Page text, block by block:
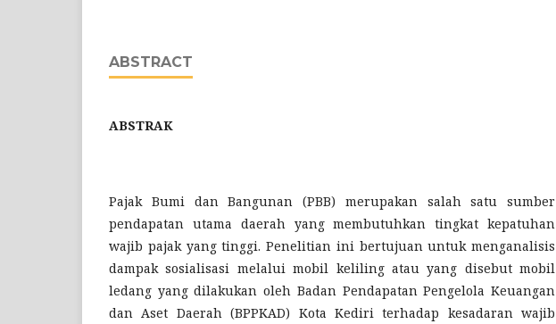
ABSTRACT
ABSTRAK
Pajak Bumi dan Bangunan (PBB) merupakan salah satu sumber
pendapatan utama daerah yang membutuhkan tingkat kepatuhan
wajib pajak yang tinggi. Penelitian ini bertujuan untuk menganalisis
dampak sosialisasi melalui mobil keliling atau yang disebut mobil
ledang yang dilakukan oleh Badan Pendapatan Pengelola Keuangan
dan Aset Daerah (BPPKAD) Kota Kediri terhadap kesadaran wajib